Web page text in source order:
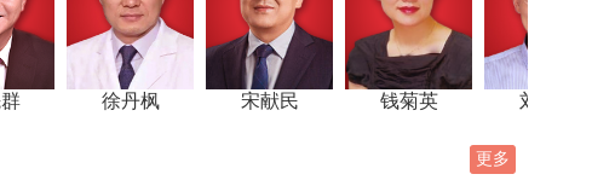
董智慧 范新东 白永瑞
徐丹枫 宋献民 钱菊英 刘月华
更多